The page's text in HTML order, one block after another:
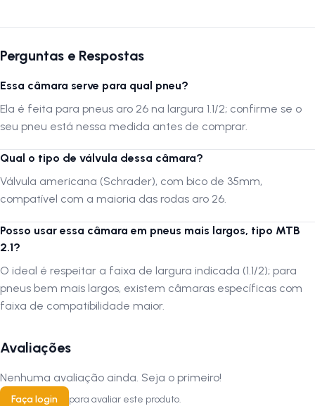
Autenticação de montagem correta
A montagem da câmara deve ser realizada por uma
especializada
para garantir o encaixe correto e evitar danos durante
o processo. Antes da instalação, verifique se o pneu e o aro estão
ferramentas pontiagudas e encha o pneu gradualmente, garantindo
que a câmara esteja bem posicionada e sem dobras.
ALOJA NA PISTAnão se responsabiliza por montagens incorretas,
apartamentos. Verifique sempre as dimensões e a compatibilidade do
produto antes da compra.
Siga-nos no Instagram:
Perguntas e Respostas
Essa câmara serve para qual pneu?
Ela é feita para pneus aro 26 na largura 1.1/2; confirme se o
seu pneu está nessa medida antes de comprar.
Qual o tipo de válvula dessa câmara?
Válvula americana (Schrader), com bico de 35mm,
compatível com a maioria das rodas aro 26.
Posso usar essa câmara em pneus mais largos, tipo MTB
2.1?
O ideal é respeitar a faixa de largura indicada (1.1/2); para
pneus bem mais largos, existem câmaras específicas com
faixa de compatibilidade maior.
Avaliações
Nenhuma avaliação ainda. Seja o primeiro!
Faça login para avaliar este produto.